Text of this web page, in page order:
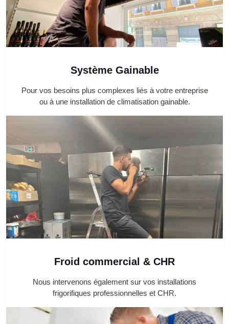
Système Gainable
Pour vos besoins plus complexes liés à votre entreprise
ou à une installation de climatisation gainable.
Froid commercial & CHR
Nous intervenons également sur vos installations
frigorifiques professionnelles et CHR.